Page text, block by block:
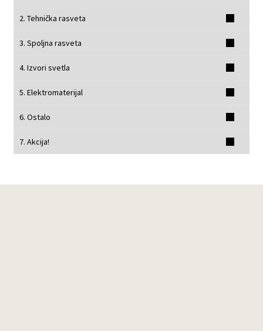
2. Tehnička rasveta
3. Spoljna rasveta
4. Izvori svetla
5. Elektromaterijal
6. Ostalo
7. Akcija!